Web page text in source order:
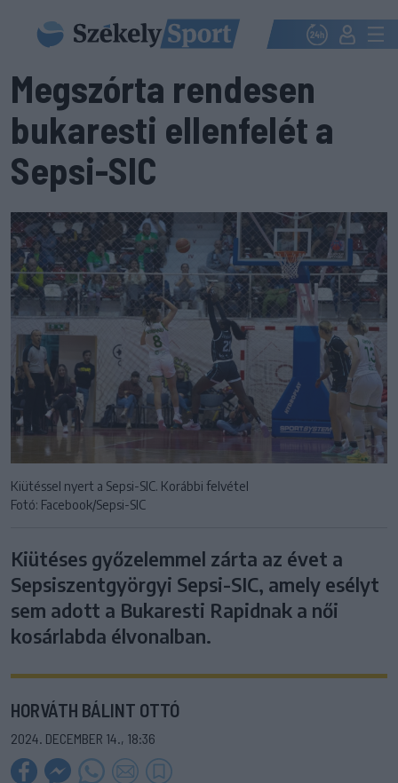
Megszórta rendesen
bukaresti ellenfelét a
Sepsi-SIC
Kiütéssel nyert a Sepsi-SIC. Korábbi felvétel
Fotó: Facebook/Sepsi-SIC
Kiütéses győzelemmel zárta az évet a
Sepsiszentgyörgyi Sepsi-SIC, amely esélyt
sem adott a Bukaresti Rapidnak a női
kosárlabda élvonalban.
HORVÁTH BÁLINT OTTÓ
2024. DECEMBER 14., 18:36